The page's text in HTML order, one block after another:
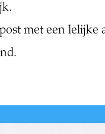
met een lelijke